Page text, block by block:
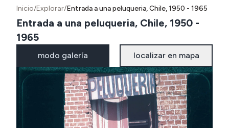
Inicio/Explorar/Entrada a una peluqueria, Chile, 1950 - 1965
Entrada a una peluqueria, Chile, 1950 -
1965
modo galería localizar en mapa